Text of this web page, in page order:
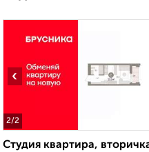
2/2
‹
Студия квартира,